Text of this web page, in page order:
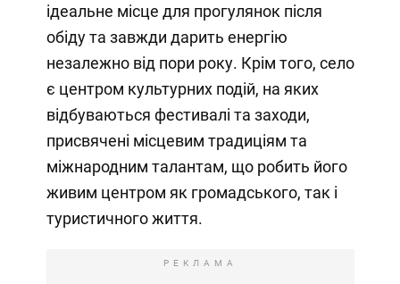
ідеальне місце для прогулянок після
обіду та завжди дарить енергію
незалежно від пори року. Крім того, село
є центром культурних подій, на яких
відбуваються фестивалі та заходи,
присвячені місцевим традиціям та
міжнародним талантам, що робить його
живим центром як громадського, так і
туристичного життя.
РЕКЛАМА